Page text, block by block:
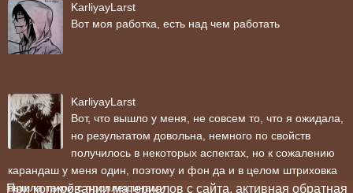
KarliyayLarst
Вот моя работка, есть над чем работать
KarliyayLarst
Вот, что вышло у меня, не совсем то, что я ожидала,
но результатом довольна, немного по свойств
получилось в некоторых аспектах, но к сожалению
карандаш у меня один, поэтому и фон да и в целом штриховка
вышла такой с проплешинами
При копировании материалов с сайта, активная обратная